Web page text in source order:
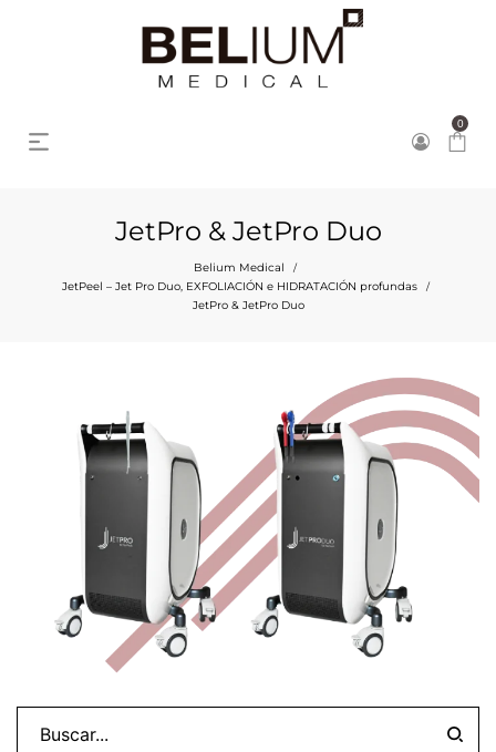
0
JetPro & JetPro Duo
Belium Medical /
JetPeel – Jet Pro Duo, EXFOLIACIÓN e HIDRATACIÓN profundas /
JetPro & JetPro Duo